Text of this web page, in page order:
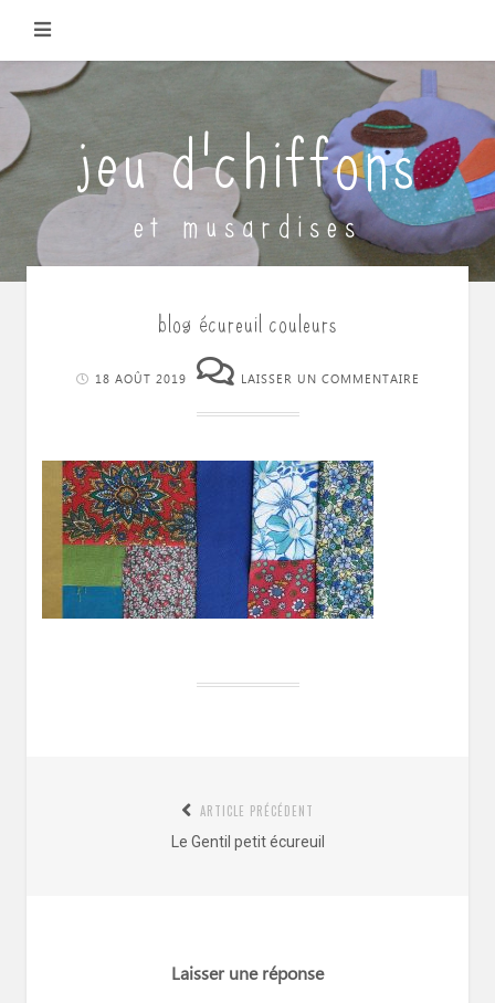
jeu d'chiffons
et musardises
blog écureuil couleurs
18 AOÛT 2019 LAISSER UN COMMENTAIRE
ARTICLE PRÉCÉDENT
Article
Le Gentil petit écureuil
Laisser une réponse